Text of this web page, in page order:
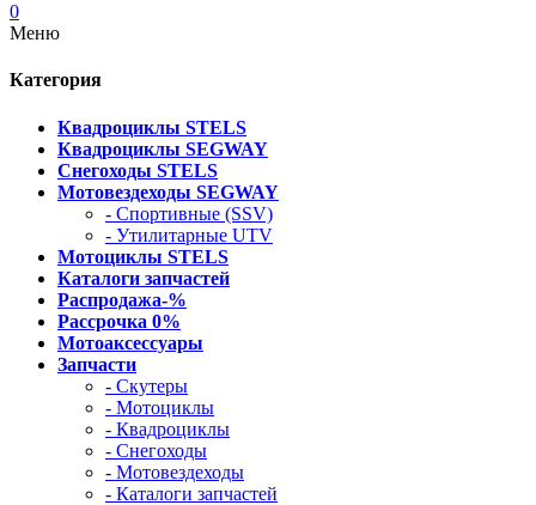
0
Меню
Категория
Квадроциклы STELS
Квадроциклы SEGWAY
Снегоходы STELS
Мотовездеходы SEGWAY
- Спортивные (SSV)
- Утилитарные UTV
Мотоциклы STELS
Каталоги запчастей
Распродажа-%
Рассрочка 0%
Мотоаксессуары
Запчасти
- Скутеры
- Мотоциклы
- Квадроциклы
- Снегоходы
- Мотовездеходы
- Каталоги запчастей